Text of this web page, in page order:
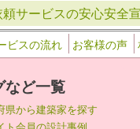
サービスの安心安全
ビスの流れ お客様の声
など一覧
県から建築家を探す